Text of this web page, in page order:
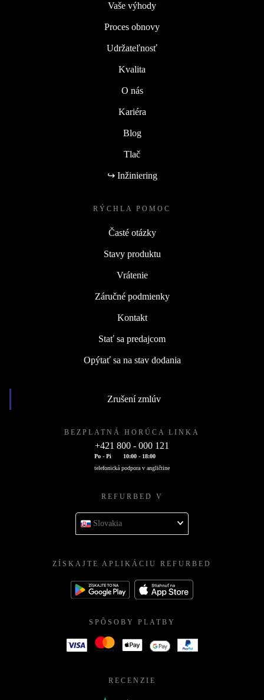
Vaše výhody
Proces obnovy
Udržateľnosť
Kvalita
O nás
Kariéra
Blog
Tlač
↪ Inžiniering
RÝCHLA POMOC
Časté otázky
Stavy produktu
Vrátenie
Záručné podmienky
Kontakt
Stať sa predajcom
Opýtať sa na stav dodania
Zrušení zmlúv
BEZPLATNÁ HORÚCA LINKA
+421 800 - 000 121
Po - Pi
10:00 - 18:00
telefonická podpora v angličtine
REFURBED V
Slovakia
ZÍSKAJTE APLIKÁCIU REFURBED
SPÔSOBY PLATBY
RECENZIE